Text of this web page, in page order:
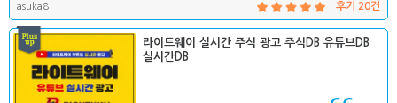
asuka8 후기 20건
라이트웨이 실시간 주식 광고 주식DB 유튜브DB
실시간DB